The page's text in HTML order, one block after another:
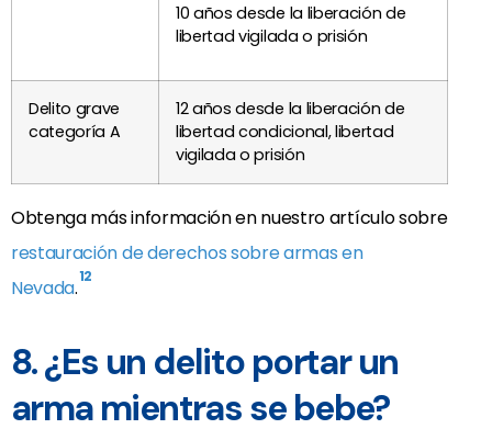
10 años desde la liberación de
libertad vigilada o prisión
Delito grave
categoría A
12 años desde la liberación de
libertad condicional, libertad
vigilada o prisión
Obtenga más información en nuestro artículo sobre
restauración de derechos sobre armas en
Nevada.12
8. ¿Es un delito portar un
arma mientras se bebe?